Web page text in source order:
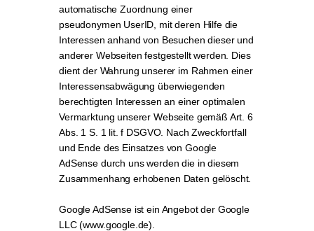
automatische Zuordnung einer
pseudonymen UserID, mit deren Hilfe die
Interessen anhand von Besuchen dieser und
anderer Webseiten festgestellt werden. Dies
dient der Wahrung unserer im Rahmen einer
Interessensabwägung überwiegenden
berechtigten Interessen an einer optimalen
Vermarktung unserer Webseite gemäß Art. 6
Abs. 1 S. 1 lit. f DSGVO. Nach Zweckfortfall
und Ende des Einsatzes von Google
AdSense durch uns werden die in diesem
Zusammenhang erhobenen Daten gelöscht.
Google AdSense ist ein Angebot der Google
LLC (www.google.de).